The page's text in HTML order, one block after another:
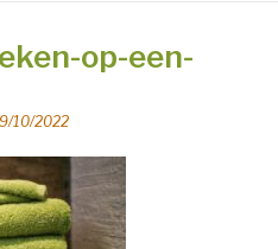
op-een-
10/2022